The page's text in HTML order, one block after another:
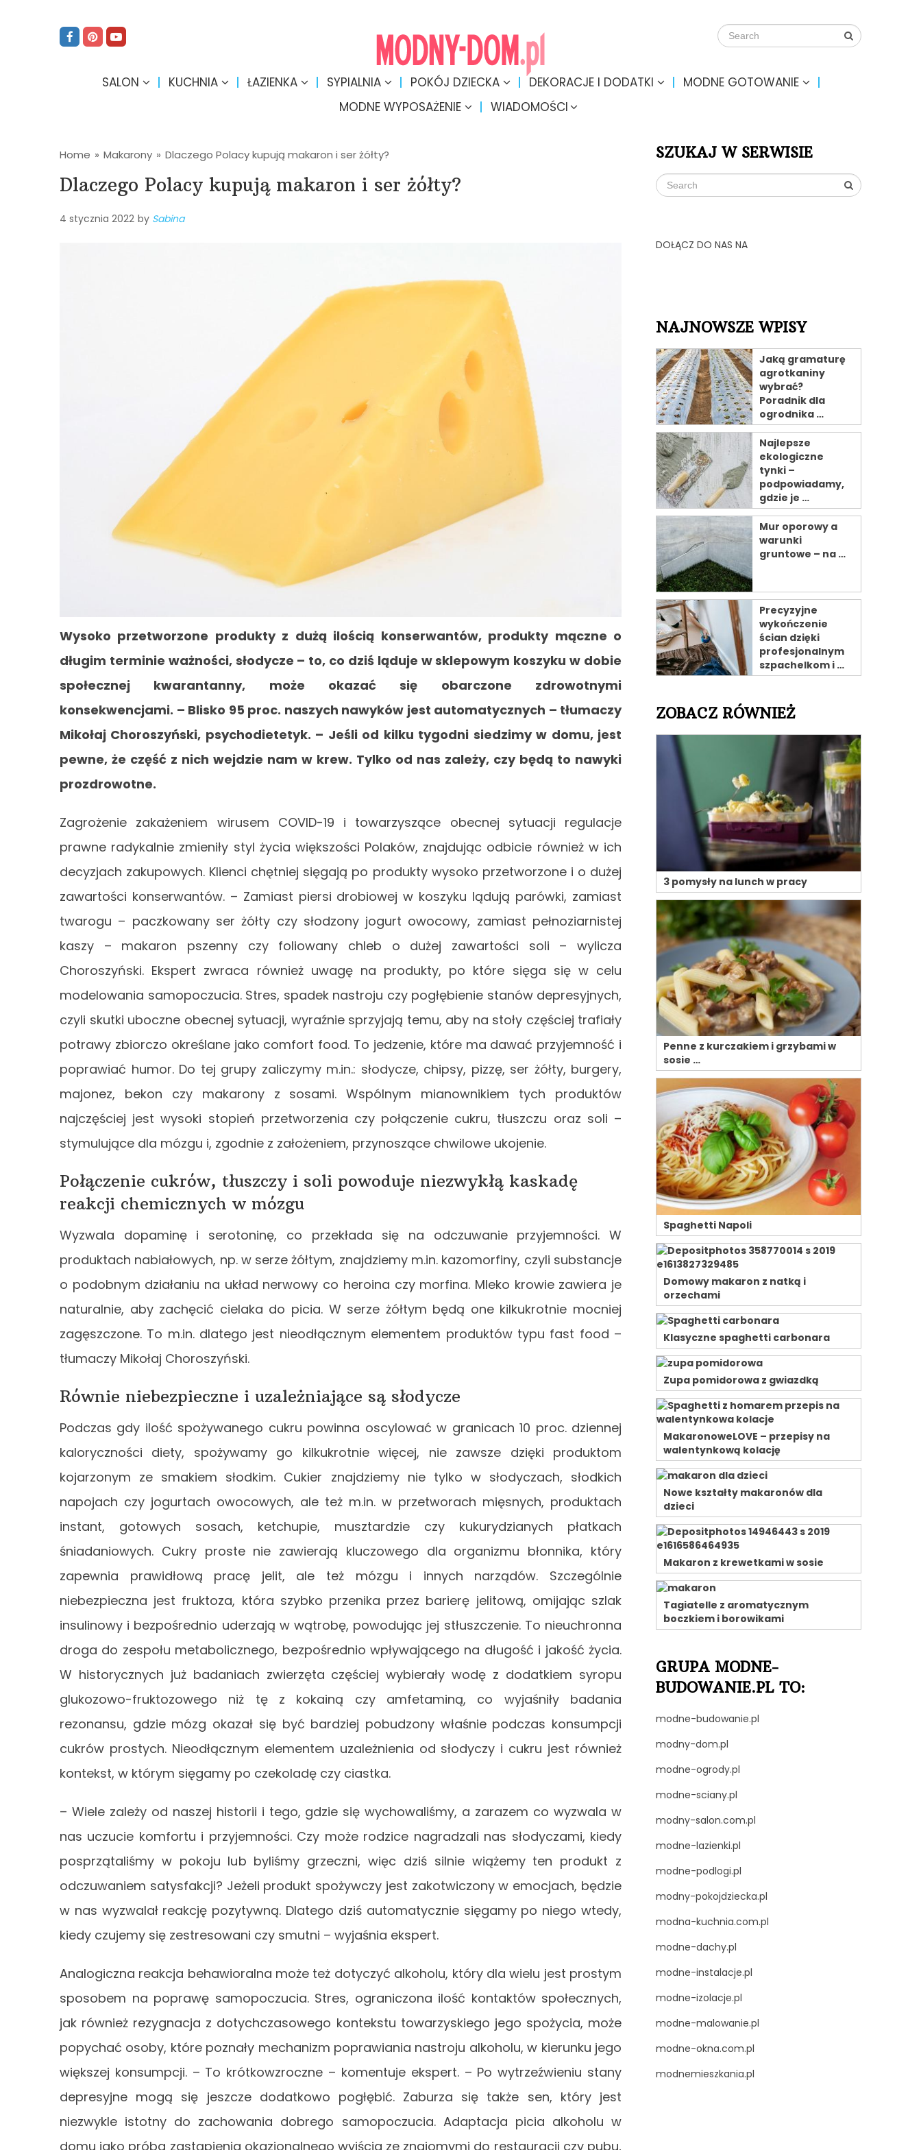
SALON KUCHNIA ŁAZIENKA SYPIALNIA POKÓJ DZIECKA DEKORACJE I DODATKI
MODNE GOTOWANIE
MODNE WYPOSAŻENIE
WIADOMOŚCI
Home » Makarony » Dlaczego Polacy kupują makaron i ser żółty?
Dlaczego Polacy kupują makaron i ser żółty?
4 stycznia 2022 by Sabina
Wysoko przetworzone produkty z dużą ilością konserwantów, produkty mączne o
długim terminie ważności, słodycze – to, co dziś ląduje w sklepowym koszyku w dobie
społecznej kwarantanny, może okazać się obarczone zdrowotnymi
konsekwencjami. – Blisko 95 proc. naszych nawyków jest automatycznych – tłumaczy
Mikołaj Choroszyński, psychodietetyk. – Jeśli od kilku tygodni siedzimy w domu, jest
pewne, że część z nich wejdzie nam w krew. Tylko od nas zależy, czy będą to nawyki
prozdrowotne.
Zagrożenie zakażeniem wirusem COVID-19 i towarzyszące obecnej sytuacji regulacje
prawne radykalnie zmieniły styl życia większości Polaków, znajdując odbicie również w ich
decyzjach zakupowych. Klienci chętniej sięgają po produkty wysoko przetworzone i o dużej
zawartości konserwantów. – Zamiast piersi drobiowej w koszyku lądują parówki, zamiast
twarogu – paczkowany ser żółty czy słodzony jogurt owocowy, zamiast pełnoziarnistej
kaszy – makaron pszenny czy foliowany chleb o dużej zawartości soli – wylicza
Choroszyński. Ekspert zwraca również uwagę na produkty, po które sięga się w celu
modelowania samopoczucia. Stres, spadek nastroju czy pogłębienie stanów depresyjnych,
czyli skutki uboczne obecnej sytuacji, wyraźnie sprzyjają temu, aby na stoły częściej trafiały
potrawy zbiorczo określane jako comfort food. To jedzenie, które ma dawać przyjemność i
poprawiać humor. Do tej grupy zaliczymy m.in.: słodycze, chipsy, pizzę, ser żółty, burgery,
majonez, bekon czy makarony z sosami. Wspólnym mianownikiem tych produktów
najczęściej jest wysoki stopień przetworzenia czy połączenie cukru, tłuszczu oraz soli –
stymulujące dla mózgu i, zgodnie z założeniem, przynoszące chwilowe ukojenie.
Połączenie cukrów, tłuszczy i soli powoduje niezwykłą kaskadę
reakcji chemicznych w mózgu
Wyzwala dopaminę i serotoninę, co przekłada się na odczuwanie przyjemności. W
produktach nabiałowych, np. w serze żółtym, znajdziemy m.in. kazomorfiny, czyli substancje
o podobnym działaniu na układ nerwowy co heroina czy morfina. Mleko krowie zawiera je
naturalnie, aby zachęcić cielaka do picia. W serze żółtym będą one kilkukrotnie mocniej
zagęszczone. To m.in. dlatego jest nieodłącznym elementem produktów typu fast food –
tłumaczy Mikołaj Choroszyński.
Równie niebezpieczne i uzależniające są słodycze
Podczas gdy ilość spożywanego cukru powinna oscylować w granicach 10 proc. dziennej
kaloryczności diety, spożywamy go kilkukrotnie więcej, nie zawsze dzięki produktom
kojarzonym ze smakiem słodkim. Cukier znajdziemy nie tylko w słodyczach, słodkich
napojach czy jogurtach owocowych, ale też m.in. w przetworach mięsnych, produktach
instant, gotowych sosach, ketchupie, musztardzie czy kukurydzianych płatkach
śniadaniowych. Cukry proste nie zawierają kluczowego dla organizmu błonnika, który
zapewnia prawidłową pracę jelit, ale też mózgu i innych narządów. Szczególnie
niebezpieczna jest fruktoza, która szybko przenika przez barierę jelitową, omijając szlak
insulinowy i bezpośrednio uderzają w wątrobę, powodując jej stłuszczenie. To nieuchronna
droga do zespołu metabolicznego, bezpośrednio wpływającego na długość i jakość życia.
W historycznych już badaniach zwierzęta częściej wybierały wodę z dodatkiem syropu
glukozowo-fruktozowego niż tę z kokainą czy amfetaminą, co wyjaśniły badania
rezonansu, gdzie mózg okazał się być bardziej pobudzony właśnie podczas konsumpcji
cukrów prostych. Nieodłącznym elementem uzależnienia od słodyczy i cukru jest również
kontekst, w którym sięgamy po czekoladę czy ciastka.
– Wiele zależy od naszej historii i tego, gdzie się wychowaliśmy, a zarazem co wyzwala w
nas uczucie komfortu i przyjemności. Czy może rodzice nagradzali nas słodyczami, kiedy
posprzątaliśmy w pokoju lub byliśmy grzeczni, więc dziś silnie wiążemy ten produkt z
odczuwaniem satysfakcji? Jeżeli produkt spożywczy jest zakotwiczony w emocjach, będzie
w nas wyzwalał reakcję pozytywną. Dlatego dziś automatycznie sięgamy po niego wtedy,
kiedy czujemy się zestresowani czy smutni – wyjaśnia ekspert.
Analogiczna reakcja behawioralna może też dotyczyć alkoholu, który dla wielu jest prostym
sposobem na poprawę samopoczucia. Stres, ograniczona ilość kontaktów społecznych,
jak również rezygnacja z dotychczasowego kontekstu towarzyskiego jego spożycia, może
popychać osoby, które poznały mechanizm poprawiania nastroju alkoholu, w kierunku jego
większej konsumpcji. – To krótkowzroczne – komentuje ekspert. – Po wytrzeźwieniu stany
depresyjne mogą się jeszcze dodatkowo pogłębić. Zaburza się także sen, który jest
niezwykle istotny do zachowania dobrego samopoczucia. Adaptacja picia alkoholu w
domu jako próba zastąpienia okazjonalnego wyjścia ze znajomymi do restauracji czy pubu,
SZUKAJ W SERWISIE
DOŁĄCZ DO NAS NA
NAJNOWSZE WPISY
Jaką gramaturę
agrotkaniny
wybrać?
Poradnik dla
ogrodnika …
Najlepsze
ekologiczne
tynki –
podpowiadamy,
gdzie je …
Mur oporowy a
warunki
gruntowe – na …
Precyzyjne
wykończenie
ścian dzięki
profesjonalnym
szpachelkom i …
ZOBACZ RÓWNIEŻ
3 pomysły na lunch w pracy
Penne z kurczakiem i grzybami w
sosie …
Spaghetti Napoli
Domowy makaron z natką i
orzechami
Klasyczne spaghetti carbonara
Zupa pomidorowa z gwiazdką
MakaronoweLOVE – przepisy na
walentynkową kolację
Nowe kształty makaronów dla
dzieci
Makaron z krewetkami w sosie
Tagiatelle z aromatycznym
boczkiem i borowikami
GRUPA MODNE-
BUDOWANIE.PL TO:
modne-budowanie.pl
modny-dom.pl
modne-ogrody.pl
modne-sciany.pl
modny-salon.com.pl
modne-lazienki.pl
modne-podlogi.pl
modny-pokojdziecka.pl
modna-kuchnia.com.pl
modne-dachy.pl
modne-instalacje.pl
modne-izolacje.pl
modne-malowanie.pl
modne-okna.com.pl
modnemieszkania.pl